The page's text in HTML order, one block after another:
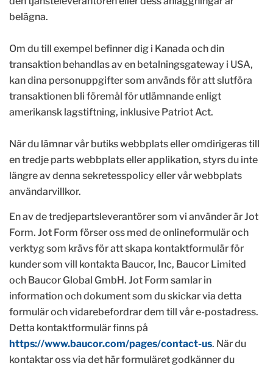
belägna.
Om du till exempel befinner dig i Kanada och din
transaktion behandlas av en betalningsgateway i USA,
kan dina personuppgifter som används för att slutföra
transaktionen bli föremål för utlämnande enligt
amerikansk lagstiftning, inklusive Patriot Act.
När du lämnar vår butiks webbplats eller omdirigeras till
en tredje parts webbplats eller applikation, styrs du inte
längre av denna sekretesspolicy eller vår webbplats
användarvillkor.
En av de tredjepartsleverantörer som vi använder är Jot
Form. Jot Form förser oss med de onlineformulär och
verktyg som krävs för att skapa kontaktformulär för
kunder som vill kontakta Baucor, Inc, Baucor Limited
och Baucor Global GmbH. Jot Form samlar in
information och dokument som du skickar via detta
formulär och vidarebefordrar dem till vår e-postadress.
Detta kontaktformulär finns på
https://www.baucor.com/pages/contact-us. När du
kontaktar oss via det här formuläret godkänner du